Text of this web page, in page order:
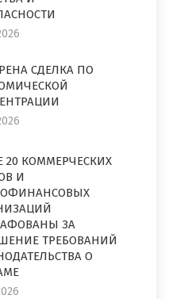
СДЕЛКА ПО
20 КОММЕРЧЕСКИХ
И
ЗА
ТРЕБОВАНИЙ
О